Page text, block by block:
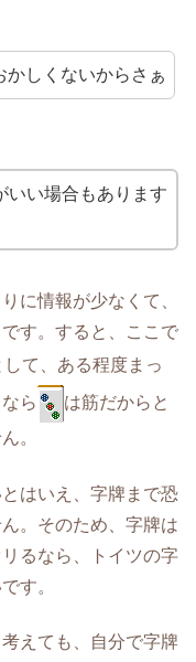
かしくないからさぁ
いい場合もあります
に情報が少なくて、
す。すると、ここで
て、ある程度まっ
ら
は筋だからと
。
はいえ、字牌まで恐
。そのため、字牌は
るなら、トイツの字
す。
えても、自分で字牌